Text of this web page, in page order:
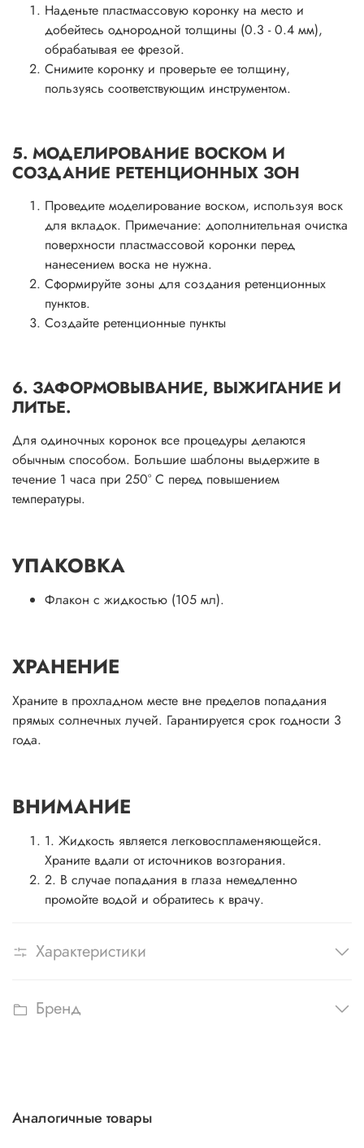
Наденьте пластмассовую коронку на место и
добейтесь однородной толщины (0.3 - 0.4 мм),
обрабатывая ее фрезой.
Снимите коронку и проверьте ее толщину,
пользуясь соответствующим инструментом.
5. МОДЕЛИРОВАНИЕ ВОСКОМ И
СОЗДАНИЕ РЕТЕНЦИОННЫХ ЗОН
Проведите моделирование воском, используя воск
для вкладок. Примечание: дополнительная очистка
поверхности пластмассовой коронки перед
нанесением воска не нужна.
Сформируйте зоны для создания ретенционных
пунктов.
Создайте ретенционные пункты
6. ЗАФОРМОВЫВАНИЕ, ВЫЖИГАНИЕ И
ЛИТЬЕ.
Для одиночных коронок все процедуры делаются
обычным способом. Большие шаблоны выдержите в
течение 1 часа при 250° С перед повышением
температуры.
УПАКОВКА
Флакон с жидкостью (105 мл).
ХРАНЕНИЕ
Храните в прохладном месте вне пределов попадания
прямых солнечных лучей. Гарантируется срок годности 3
года.
ВНИМАНИЕ
1. Жидкость является легковоспламеняющейся.
Храните вдали от источников возгорания.
2. В случае попадания в глаза немедленно
промойте водой и обратитесь к врачу.
Характеристики
Бренд
Аналогичные товары